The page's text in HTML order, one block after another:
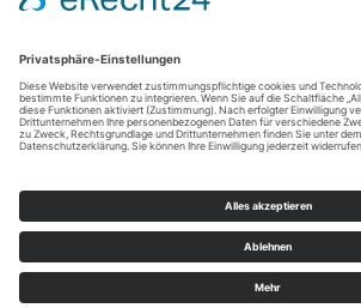
Rothaarsteigverein e. V. Im Ohle 12 57392
Rothaarsteigverein e. V.
Cookie-Einstellungen